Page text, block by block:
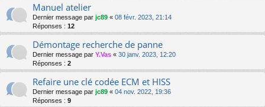
Manuel atelier
Dernier message par jc89 « 08 févr. 2023, 21:14
Réponses : 12
Démontage recherche de panne
Dernier message par Y.Vas « 30 janv. 2023, 12:20
Réponses : 2
Refaire une clé codée ECM et HISS
Dernier message par jc89 « 04 nov. 2022, 19:36
Réponses : 9